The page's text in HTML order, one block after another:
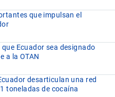
que impulsan el
Ecuador sea designado
a la OTAN
desarticulan una red
toneladas de cocaína